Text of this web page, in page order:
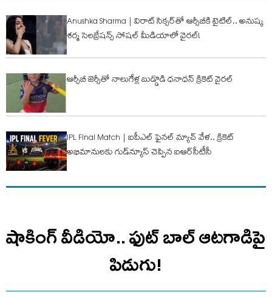
Anushka Sharma | విరాట్ సిక్సర్‌తో ఆర్సీబీకి టైటిల్.. అనుష్క
శర్మ సెలబ్రేషన్స్ సోషల్ మీడియాలో వైరల్!
ఆర్సీబీ జెర్సీతో నాలుగేళ్ల బుడ్డొడి ధనాధన్ క్రికెట్ వైరల్
IPL Final Match | ఐపీఎల్ ఫైనల్ మ్యాచ్ వేళ.. క్రికెట్
అభిమానులకు గుడ్‌న్యూస్ చెప్పిన ఐఆర్‌సీటీసీ
షాకింగ్ వీడియో.. ఫుట్ బాల్ ఆటగాడిపై
పిడుగు!